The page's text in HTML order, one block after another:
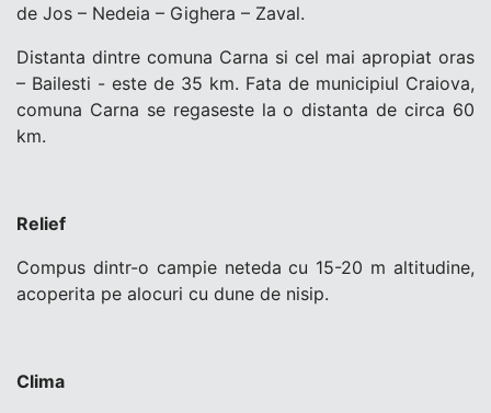
de Jos – Nedeia – Gighera – Zaval.
Distanta dintre comuna Carna si cel mai apropiat oras
– Bailesti - este de 35 km. Fata de municipiul Craiova,
comuna Carna se regaseste la o distanta de circa 60
km.
Relief
Compus dintr-o campie neteda cu 15-20 m altitudine,
acoperita pe alocuri cu dune de nisip.
Clima